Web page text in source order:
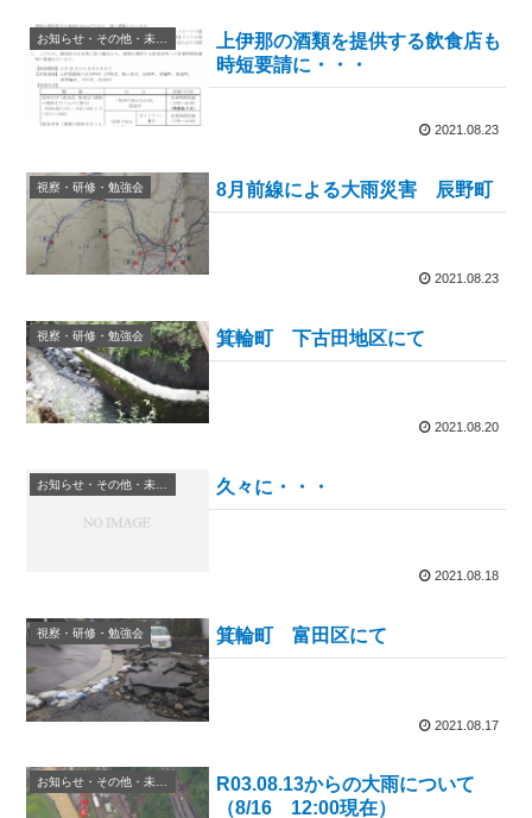
上伊那の酒類を提供する飲食店も
時短要請に・・・
2021.08.23
視察・研修・勉強会 8月前線による大雨災害 辰野町
2021.08.23
視察・研修・勉強会 箕輪町 下古田地区にて
2021.08.20
久々に・・・
2021.08.18
視察・研修・勉強会 箕輪町 富田区にて
2021.08.17
お知らせ・その他・未分類
R03.08.13からの大雨について
（8/16 12:00現在）